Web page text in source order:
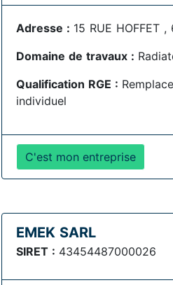
Adresse : 15 RUE HOFFET
Domaine de travaux :
Qualification RGE :
individuel
C'est mon entreprise
EMEK SARL
SIRET : 43454487000026